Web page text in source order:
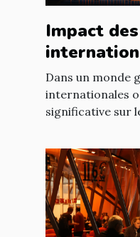
Impact
marché
français
Dans un monde
internationales
significative sur